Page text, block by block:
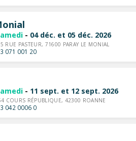
- 04 déc. et 05 déc. 2026
RUE PASTEUR, 71600 PARAY LE MONIAL
071 001 20
- 11 sept. et 12 sept. 2026
COURS RÉPUBLIQUE, 42300 ROANNE
042 0006 0